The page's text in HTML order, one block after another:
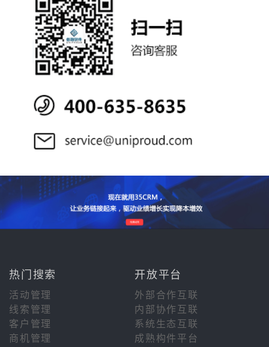
热门搜索 开放平台
活动管理
外部合作互联
线索管理
内部协作互联
客户管理
系统生态互联
商机管理
成熟构件平台